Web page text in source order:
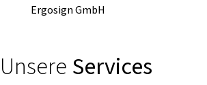
Ergosign GmbH
Unsere Services